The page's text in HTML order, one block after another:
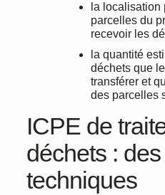
la localisation
parcelles du
recevoir les
la quantité
déchets que
transférer et
des parcelles
ICPE de
déchets :
techniques